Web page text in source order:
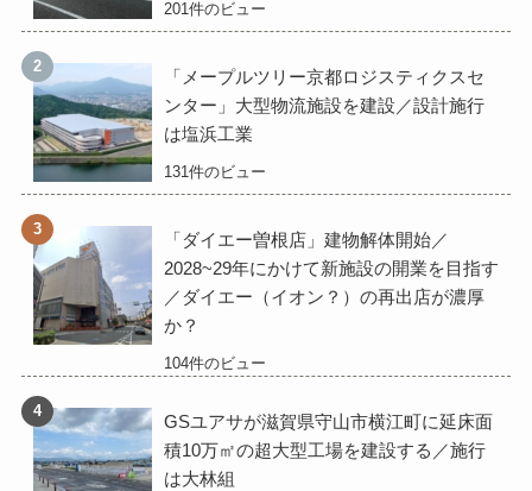
201件のビュー
「メープルツリー京都ロジスティクスセ
ンター」大型物流施設を建設／設計施行
は塩浜工業
131件のビュー
「ダイエー曽根店」建物解体開始／
2028~29年にかけて新施設の開業を目指す
／ダイエー（イオン？）の再出店が濃厚
か？
104件のビュー
GSユアサが滋賀県守山市横江町に延床面
積10万㎡の超大型工場を建設する／施行
は大林組